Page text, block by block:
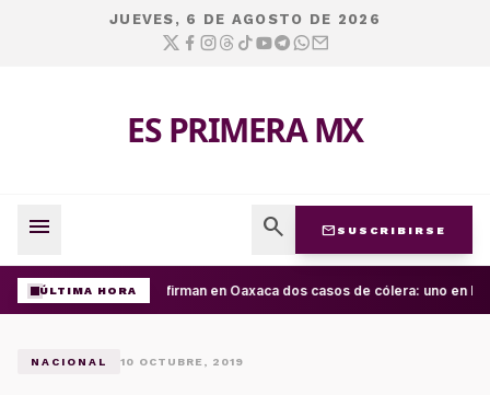
JUEVES, 6 DE AGOSTO DE 2026
ES PRIMERA MX
menu search mail SUSCRIBIRSE
ÚLTIMA HORA Confirman en Oaxaca dos casos de cólera: uno en
NACIONAL 10 OCTUBRE, 2019